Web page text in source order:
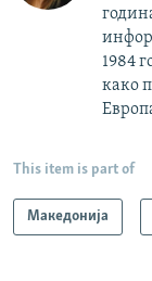
1984
како
This item is part of
Македонија